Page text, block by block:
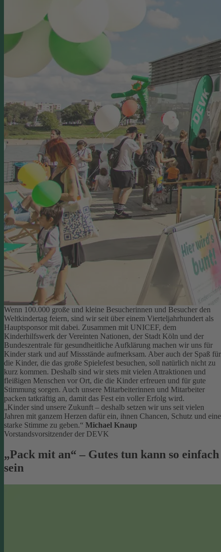
Wenn 100.000 große und kleine Besucherinnen und Besucher den
Weltkindertag feiern, sind wir seit über einem Vierteljahrhundert als
Hauptsponsor mit dabei. Zusammen mit UNICEF, dem
Kinderhilfswerk der Vereinten Nationen, der Stadt Köln und der
Bundeszentrale für gesundheitliche Aufklärung machen wir uns für
Kinder stark und auf Missstände aufmerksam. Aber auch der Spaß für
die Kinder, die das große Spielefest besuchen, soll natürlich nicht zu
kurz kommen. Deshalb sind wir stets mit vielen Attraktionen und
fleißigen Menschen vor Ort, die die Kinder erfreuen und für gute
Stimmung sorgen. Auch unsere Mitarbeiterinnen und Mitarbeiter
packen tatkräftig an, damit das Fest ein voller Erfolg wird.
„Kinder sind unsere Zukunft – deshalb setzen wir uns seit vielen
Jahren mit ganzem Herzen dafür ein, ihnen Chancen, Schutz und eine
starke Stimme zu geben.“ Michael Knaup
Vorstandsvorsitzender der DEVK
„Pack mit an“ – Gutes tun kann so einfach
sein